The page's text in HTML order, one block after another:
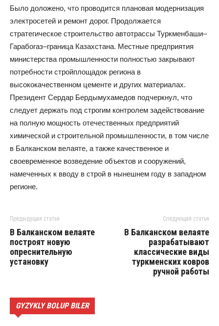
Было доложено, что проводится плановая модернизация
электросетей и ремонт дорог. Продолжается
стратегическое строительство автотрассы Туркменбаши–
Гарабогаз–граница Казахстана. Местные предприятия
министерства промышленности полностью закрывают
потребности стройплощадок региона в
высококачественном цементе и других материалах.
Президент Сердар Бердымухамедов подчеркнул, что
следует держать под строгим контролем задействование
на полную мощность отечественных предприятий
химической и строительной промышленности, в том числе
в Балканском велаяте, а также качественное и
своевременное возведение объектов и сооружений,
намеченных к вводу в строй в нынешнем году в западном
регионе.
Предыдущая статья
В Балканском велаяте
построят новую
опреснительную
установку
Следующая статья
В Балканском велаяте
разрабатывают
классические виды
туркменских ковров
ручной работы
GYZYKLY BOLUP BILER